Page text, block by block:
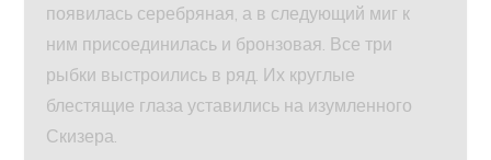
появилась серебряная, а в следующий миг к
ним присоединилась и бронзовая. Все три
рыбки выстроились в ряд. Их круглые
блестящие глаза уставились на изумленного
Скизера.